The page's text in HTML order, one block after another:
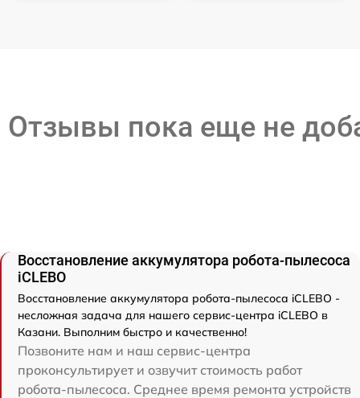
Отзывы пока еще не
Восстановление аккумулятора робота-пылесоса
iCLEBO
Восстановление аккумулятора робота-пылесоса iCLEBO -
несложная задача для нашего сервис-центра iCLEBO в
Казани. Выполним быстро и качественно!
Позвоните нам и наш сервис-центра
проконсультирует и озвучит стоимость работ
робота-пылесоса. Среднее время ремонта устройств